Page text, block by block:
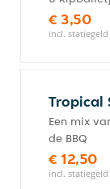
€ 3,50
incl. statiegeld
Tropical
Een mix
de BBQ
€ 12,50
incl. statiegeld